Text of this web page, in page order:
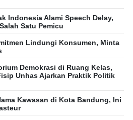
Indonesia Alami Speech Delay,
Satu Pemicu
Lindungi Konsumen, Minta
Demokrasi di Ruang Kelas,
Unhas Ajarkan Praktik Politik
Kawasan di Kota Bandung, Ini